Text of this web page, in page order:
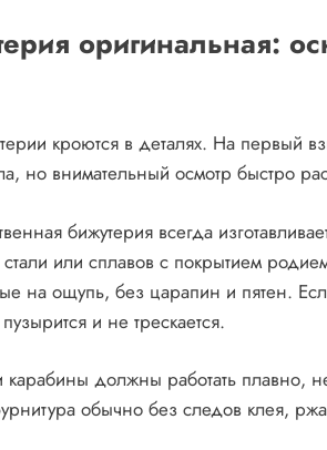
оригинальная:
кроются в деталях. На первый
но внимательный осмотр быстро
бижутерия всегда
или сплавов с покрытием
на ощупь, без царапин и пятен.
и не трескается.
карабины должны работать плавно,
обычно без следов клея,